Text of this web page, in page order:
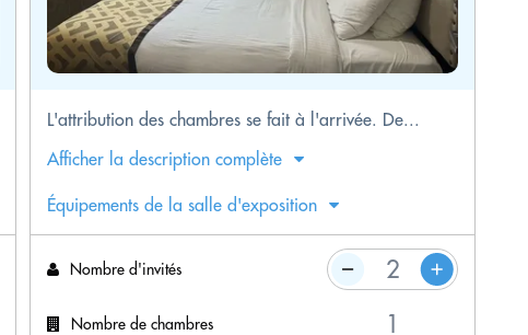
L'attribution des chambres se fait à l'arrivée. De...
Afficher la description complète
Équipements de la salle d'exposition
Nombre d'invités
Nombre de chambres